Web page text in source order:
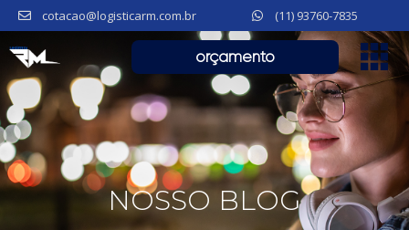
cotacao@logisticarm.com.br (11) 93760-7835
orçamento
NOSSO BLOG